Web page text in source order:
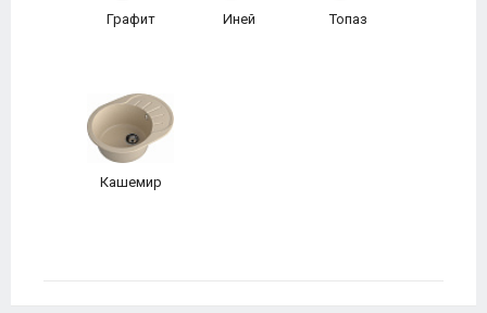
Графит Иней Топаз
Кашемир